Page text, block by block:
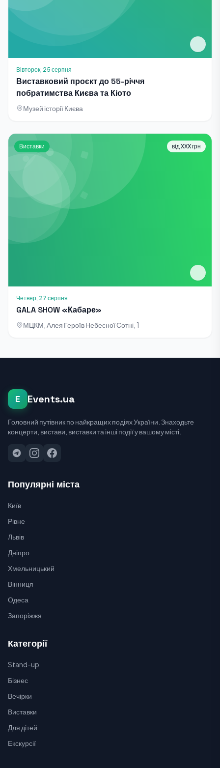
Вівторок, 25 серпня
Виставковий проєкт до 55-річчя
побратимства Києва та Кіото
Музей історії Києва
Виставки від XXX грн
Четвер, 27 серпня
GALA SHOW «Кабаре»
МЦКМ, Алея Героїв Небесної Сотні, 1
E Events.ua
Головний путівник по найкращих подіях України. Знаходьте
концерти, вистави, виставки та інші події у вашому місті.
Популярні міста
Київ
Рівне
Львів
Дніпро
Хмельницький
Вінниця
Одеса
Запоріжжя
Категорії
Stand-up
Бізнес
Вечірки
Виставки
Для дітей
Екскурсії